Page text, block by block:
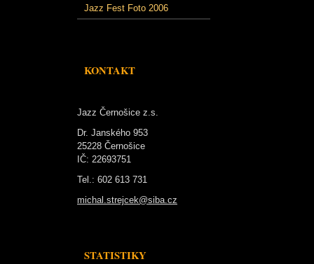
Jazz Fest Foto 2006
KONTAKT
Jazz Černošice z.s.
Dr. Janského 953
25228 Černošice
IČ: 22693751
Tel.: 602 613 731
michal.strejcek@siba.cz
STATISTIKY